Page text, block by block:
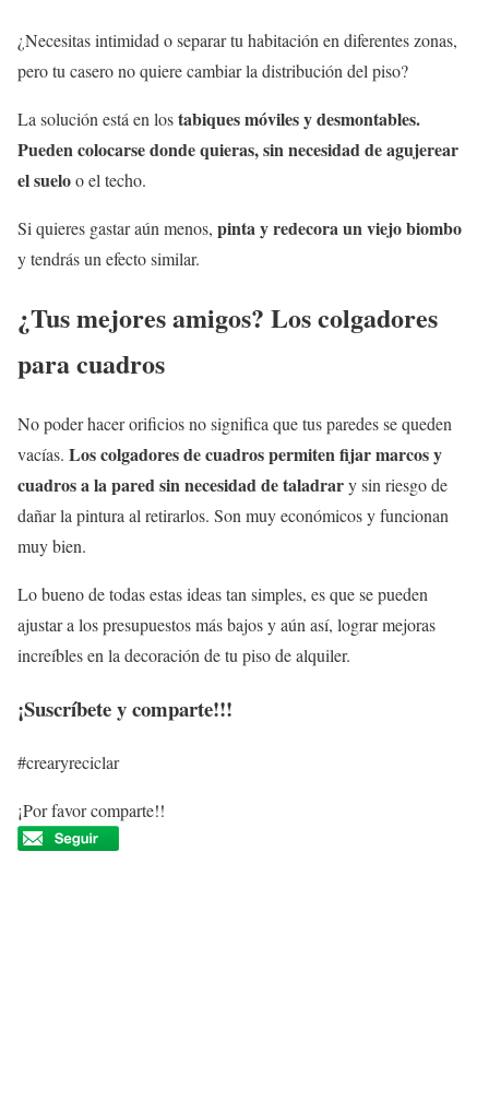
¿Necesitas intimidad o separar tu habitación en diferentes zonas,
pero tu casero no quiere cambiar la distribución del piso?
La solución está en lostabiques móviles y desmontables.
Pueden colocarse donde quieras, sin necesidad de agujerear
el sueloo el techo.
Si quieres gastar aún menos, pinta y redecora un viejo biombo
y tendrás un efecto similar.
¿Tus mejores amigos? Los colgadores
para cuadros
No poder hacer orificios no significa que tus paredes se queden
vacías. Los colgadores de cuadros permiten fijar marcos y
cuadros a la pared sin necesidad de taladrary sin riesgo de
dañar la pintura al retirarlos. Son muy económicos y funcionan
muy bien.
Lo bueno de todas estas ideas tan simples, es que se pueden
ajustar a los presupuestos más bajos y aún así, lograr mejoras
increíbles en la decoración de tu piso de alquiler.
¡Suscríbete y comparte!!!
#crearyreciclar
¡Por favor comparte!!